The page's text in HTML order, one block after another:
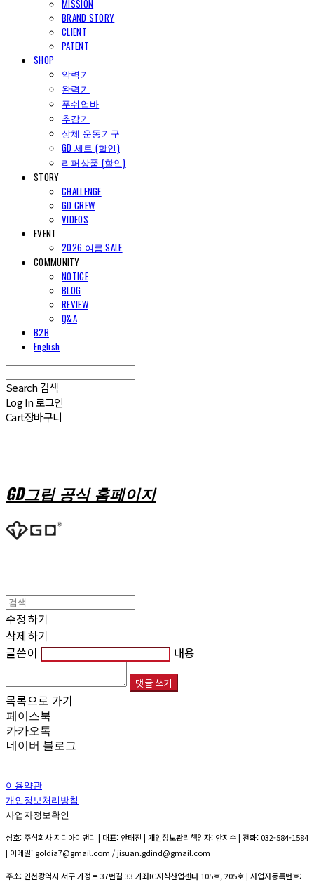
MISSION
BRAND STORY
CLIENT
PATENT
SHOP
악력기
완력기
푸쉬업바
추감기
상체 운동기구
GD 세트 (할인)
리퍼상품 (할인)
STORY
CHALLENGE
GD CREW
VIDEOS
EVENT
2026 여름 SALE
COMMUNITY
NOTICE
BLOG
REVIEW
Q&A
B2B
English
Search 검색
Log In로그인
Cart장바구니
GD그립 공식 홈페이지
수정하기
삭제하기
글쓴이
내용
댓글 쓰기
목록으로 가기
페이스북
카카오톡
네이버 블로그
이용약관
개인정보처리방침
사업자정보확인
상호: 주식회사 지디아이앤디 | 대표: 안태진 | 개인정보관리책임자: 안지수 | 전화: 032-584-1584
| 이메일: goldia7@gmail.com / jisuan.gdind@gmail.com
주소: 인천광역시 서구 가정로 37번길 33 가좌IC지식산업센터 105호, 205호 | 사업자등록번호: